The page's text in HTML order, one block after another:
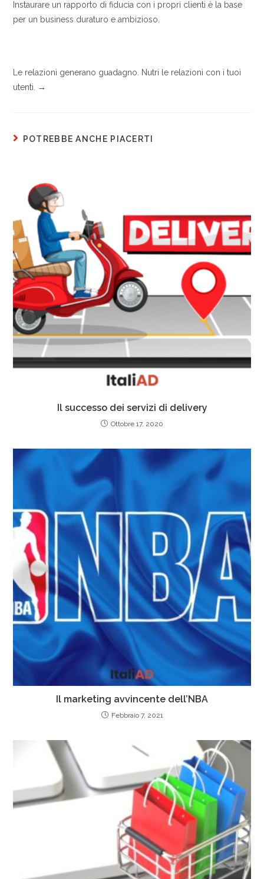
Instaurare un rapporto di fiducia con i propri clienti è la base
per un business duraturo e ambizioso.
Le relazioni generano guadagno. Nutri le relazioni con i tuoi
utenti. →
POTREBBE ANCHE PIACERTI
Il successo dei servizi di delivery
Ottobre 17, 2020
Il marketing avvincente dell’NBA
Febbraio 7, 2021